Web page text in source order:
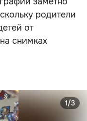
родители
от
снимках
1/3